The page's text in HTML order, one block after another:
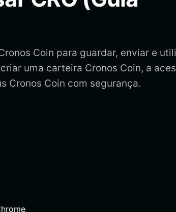
Coin para guardar, enviar e
uma carteira Cronos Coin, a
Cronos Coin com segurança.